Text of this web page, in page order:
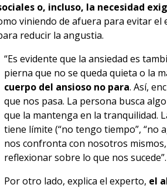
o, incluso, la necesidad
viniendo de afuera para evitar
reducir la angustia.
“Es evidente que la ansiedad es
pierna que no se queda quieta o la
cuerpo del ansioso no para. Así,
que nos pasa. La persona busca
que la mantenga en la tranquilidad.
tiene límite (“no tengo tiempo”, “no
nos confronta con nosotros
reflexionar sobre lo que nos sucede”.
Por otro lado, explica el experto, el